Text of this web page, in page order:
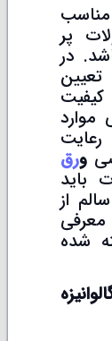
پر
در
ورق
باید
از
معرفی
شده